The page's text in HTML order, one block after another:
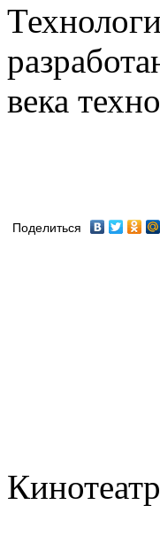
века
Поделиться